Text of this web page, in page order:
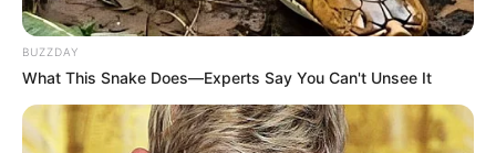
BUZZDAY
What This Snake Does—Experts Say You Can't Unsee It